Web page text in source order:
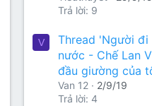
Trả lời: 9
V
Thread 'Người đi
nước - Chế Lan
đầu giường của
Van 12
2/9/19
Trả lời: 4